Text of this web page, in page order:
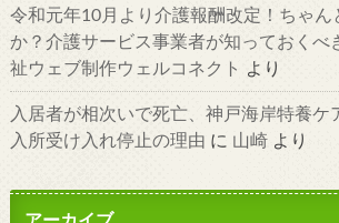
令和元年10月より介護報酬改定！ちゃん
か？介護サービス事業者が知っておくべ
祉ウェブ制作ウェルコネクト
より
入居者が相次いで死亡、神戸海岸特養ケ
入所受け入れ停止の理由 に 山崎より